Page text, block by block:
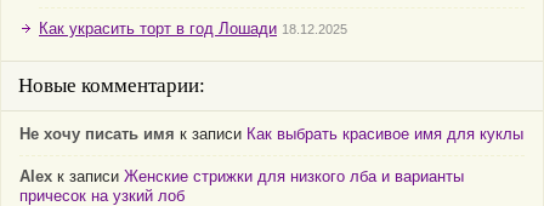
Как украсить торт в год Лошади 18.12.2025
Новые комментарии:
Не хочу писать имя к записи Как выбрать красивое имя для куклы
Alex к записи Женские стрижки для низкого лба и варианты
причесок на узкий лоб